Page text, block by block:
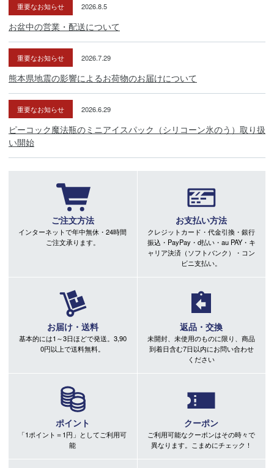
重要なお知らせ 2026.8.5
お盆中の営業・配送について
重要なお知らせ 2026.7.29
熊本県地震の影響によるお荷物のお届けについて
重要なお知らせ 2026.6.29
ピーコック魔法瓶のミニアイスパック（シリコーン氷のう）取り扱
い開始
ご注文方法
インターネットで年中無休・24時間
ご注文承ります。
お支払い方法
クレジットカード・代金引換・銀行
振込・PayPay・d払い・au PAY・キ
ャリア決済（ソフトバンク）・コン
ビニ支払い。
お届け・送料
基本的には1～3日ほどで発送。3,90
0円以上で送料無料。
返品・交換
未開封、未使用のものに限り、商品
到着日含む7日以内にお問い合わせ
ください
ポイント
「1ポイント＝1円」としてご利用可
能
クーポン
ご利用可能なクーポンはその時々で
異なります。こまめにチェック！